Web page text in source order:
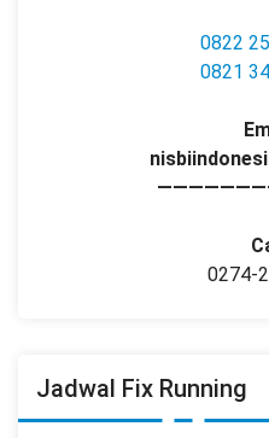
0822
0821
0274-
Jadwal Fix Running